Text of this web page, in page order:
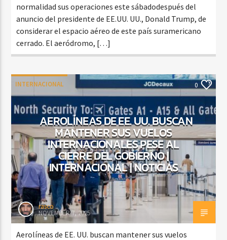
normalidad sus operaciones este sábadodespués del
anuncio del presidente de EE.UU. UU., Donald Trump, de
considerar el espacio aéreo de este país suramericano
cerrado. El aeródromo, […]
INTERNACIONAL 0
AEROLÍNEAS DE EE. UU. BUSCAN
MANTENER SUS VUELOS
INTERNACIONALES PESE AL
CIERRE DEL GOBIERNO |
INTERNACIONAL | NOTICIAS
rasco
NOVEMBER 7, 2025
Aerolíneas de EE. UU. buscan mantener sus vuelos